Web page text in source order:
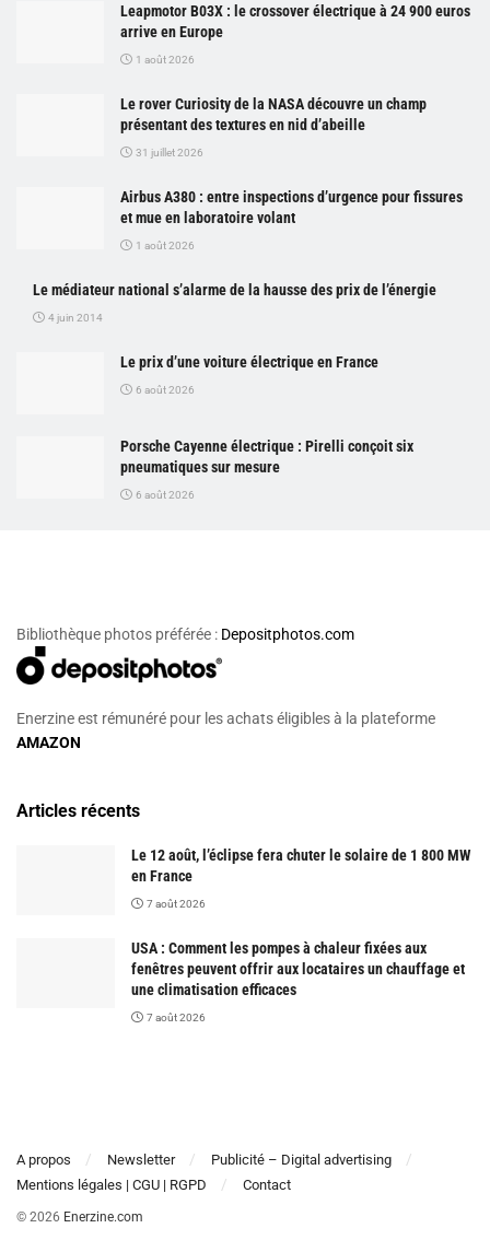
Leapmotor B03X : le crossover électrique à 24 900 euros
arrive en Europe
1 août 2026
Le rover Curiosity de la NASA découvre un champ
présentant des textures en nid d’abeille
31 juillet 2026
Airbus A380 : entre inspections d’urgence pour fissures
et mue en laboratoire volant
1 août 2026
Le médiateur national s’alarme de la hausse des prix de l’énergie
4 juin 2014
Le prix d’une voiture électrique en France
6 août 2026
Porsche Cayenne électrique : Pirelli conçoit six
pneumatiques sur mesure
6 août 2026
Bibliothèque photos préférée : Depositphotos.com
Enerzine est rémunéré pour les achats éligibles à la plateforme
AMAZON
Articles récents
Le 12 août, l’éclipse fera chuter le solaire de 1 800 MW
en France
7 août 2026
USA : Comment les pompes à chaleur fixées aux
fenêtres peuvent offrir aux locataires un chauffage et
une climatisation efficaces
7 août 2026
A propos Newsletter
Publicité – Digital advertising
Mentions légales | CGU | RGPD
Contact
© 2026 Enerzine.com